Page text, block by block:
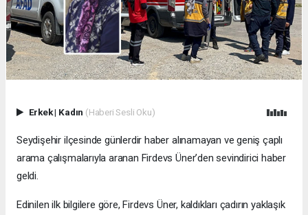
Erkek| Kadın (Haberi Sesli Oku)
Seydişehir ilçesinde günlerdir haber alınamayan ve geniş çaplı
arama çalışmalarıyla aranan Firdevs Üner’den sevindirici haber
geldi.
Edinilen ilk bilgilere göre, Firdevs Üner, kaldıkları çadırın yaklaşık